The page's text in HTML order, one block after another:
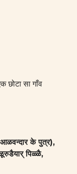
छोटा सा गाँव
के पुत्र),
पिळ्ळै,